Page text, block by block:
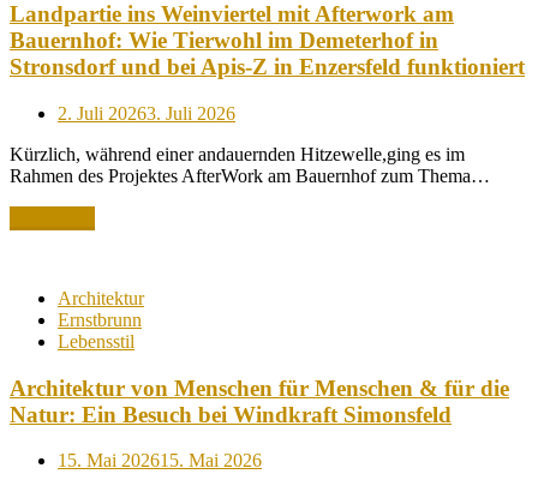
Landpartie ins Weinviertel mit Afterwork am
Bauernhof: Wie Tierwohl im Demeterhof in
Stronsdorf und bei Apis-Z in Enzersfeld funktioniert
Posted
2. Juli 20263. Juli 2026
Kürzlich, während einer andauernden Hitzewelle,ging es im
Rahmen des Projektes AfterWork am Bauernhof zum Thema…
Architektur
Ernstbrunn
Lebensstil
Architektur von Menschen für Menschen & für die
Natur: Ein Besuch bei Windkraft Simonsfeld
Posted
15. Mai 202615. Mai 2026